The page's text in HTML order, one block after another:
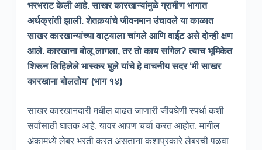
भरभराट केली आहे. साखर कारखान्यांमुळे ग्रामीण भागात
अर्थक्रांती झाली. शेतकर्‍यांचे जीवनमान उंचावले या काळात
साखर कारखान्यांच्या वाट्याला चांगले आणि वाईट असे दोन्ही क्षण
आले. कारखाना बोलू लागला, तर तो काय सांगेल? त्याच भूमिकेत
शिरून लिहिलेले भास्कर घुले यांचे हे वाचनीय सदर ‘मी साखर
कारखाना बोलतोय’ (भाग १४)
साखर कारखानदारी मधील वाढत जाणारी जीवघेणी स्पर्धा कशी
सर्वांसाठी घातक आहे, यावर आपण चर्चा करत आहोत. मागील
अंकामध्ये लेबर भरती करत असताना कशाप्रकारे लेबरची पळवा